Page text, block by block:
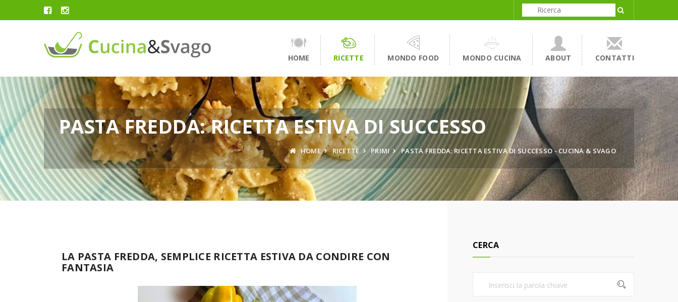
HOME RICETTE MONDO FOOD MONDO CUCINA ABOUT CONTATTI
PASTA FREDDA: RICETTA ESTIVA DI SUCCESSO
HOME RICETTE PRIMI PASTA FREDDA: RICETTA ESTIVA DI SUCCESSO - CUCINA & SVAGO
LA PASTA FREDDA, SEMPLICE RICETTA ESTIVA DA CONDIRE CON
FANTASIA
CERCA